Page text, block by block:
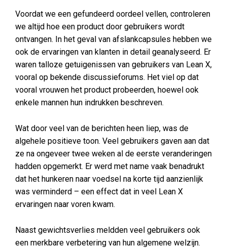
Voordat we een gefundeerd oordeel vellen, controleren
we altijd hoe een product door gebruikers wordt
ontvangen. In het geval van afslankcapsules hebben we
ook de ervaringen van klanten in detail geanalyseerd. Er
waren talloze getuigenissen van gebruikers van Lean X,
vooral op bekende discussieforums. Het viel op dat
vooral vrouwen het product probeerden, hoewel ook
enkele mannen hun indrukken beschreven.
Wat door veel van de berichten heen liep, was de
algehele positieve toon. Veel gebruikers gaven aan dat
ze na ongeveer twee weken al de eerste veranderingen
hadden opgemerkt. Er werd met name vaak benadrukt
dat het hunkeren naar voedsel na korte tijd aanzienlijk
was verminderd – een effect dat in veel Lean X
ervaringen naar voren kwam.
Naast gewichtsverlies meldden veel gebruikers ook
een merkbare verbetering van hun algemene welzijn.